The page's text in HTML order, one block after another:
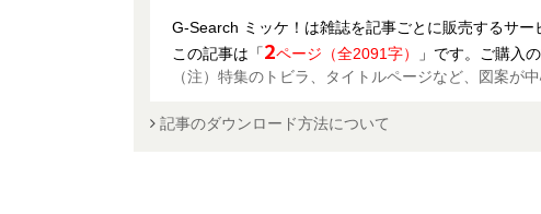
G-Search ミッケ！は雑誌を記事ごとに販売するサー
この記事は「2ページ（全2091字）
」です。ご購入
（注）特集のトビラ、タイトルページなど、図案が
記事のダウンロード方法について